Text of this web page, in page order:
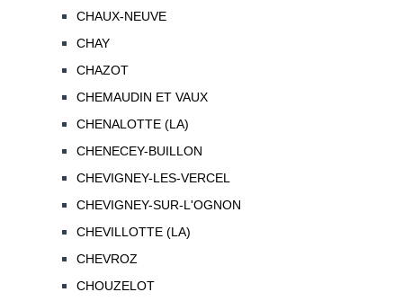
CHAUX-NEUVE
CHAY
CHAZOT
CHEMAUDIN ET VAUX
CHENALOTTE (LA)
CHENECEY-BUILLON
CHEVIGNEY-LES-VERCEL
CHEVIGNEY-SUR-L'OGNON
CHEVILLOTTE (LA)
CHEVROZ
CHOUZELOT